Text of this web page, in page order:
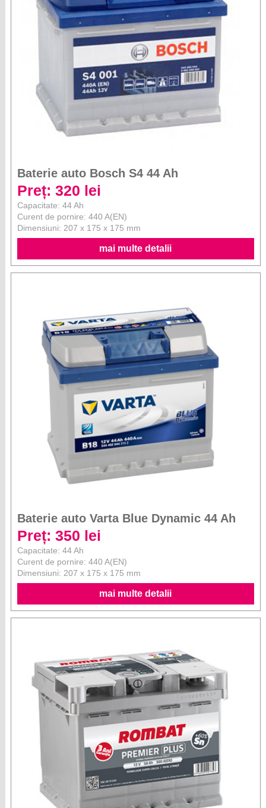
Baterie auto Bosch S4 44 Ah
Preț: 320 lei
Capacitate: 44 Ah
Curent de pornire: 440 A(EN)
Dimensiuni: 207 x 175 x 175 mm
mai multe detalii
Baterie auto Varta Blue Dynamic 44 Ah
Preț: 350 lei
Capacitate: 44 Ah
Curent de pornire: 440 A(EN)
Dimensiuni: 207 x 175 x 175 mm
mai multe detalii